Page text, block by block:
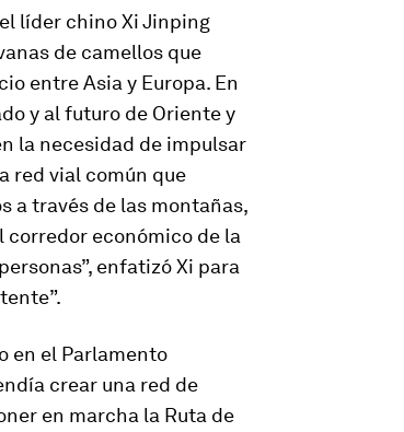
líder chino Xi Jinping
de camellos que
entre Asia y Europa. En
y al futuro de Oriente y
la necesidad de impulsar
red vial común que
a través de las montañas,
corredor económico de la
enfatizó Xi para
en el Parlamento
crear una red de
en marcha la Ruta de